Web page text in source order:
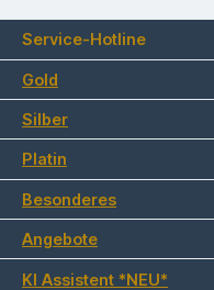
Service-Hotline
Gold
Silber
Platin
Besonderes
Angebote
KI Assistent *NEU*